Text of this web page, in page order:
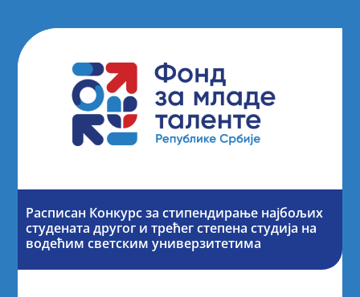
Расписан Конкурс за стипендирање најбољих
студената другог и трећег степена студија на
водећим светским универзитетима